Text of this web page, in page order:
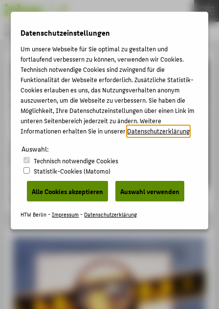
KONSERVIERUNG UND RESTAURIERUNG
Archäologisch-Historisches Kulturgut
THEMEN
AKTUELLES
STUDIUM
BEWERBUNG
PERSONEN
KOREGT E.V.
BACHELOR
FACHBEREICH 5
PORTALE
BERATUNG & SERVICE
ZENTRALEINRICHTUNGEN
Datenschutzeinstellungen
Um unsere Webseite für Sie optimal zu gestalten und
fortlaufend verbessern zu können, verwenden wir Cookies.
Technisch notwendige Cookies sind zwingend für die
Funktionalität der Webseite erforderlich. Zusätzliche Statistik-
Cookies erlauben es uns, das Nutzungsverhalten anonym
auszuwerten, um die Webseite zu verbessern. Sie haben die
Möglichkeit, Ihre Datenschutzeinstellungen über einen Link im
unteren Seitenbereich jederzeit zu ändern. Weitere
Informationen erhalten Sie in unsererDatenschutzerklärung
Auswahl:
Technisch notwendige Cookies
Statistik-Cookies (Matomo)
Alle Cookies akzeptieren Auswahl verwenden
HTW Berlin -Impressum- Datenschutzerklärung